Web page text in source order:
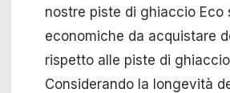
nostre piste di ghiaccio Eco
economiche da acquistare
rispetto alle piste di
Considerando la longevità